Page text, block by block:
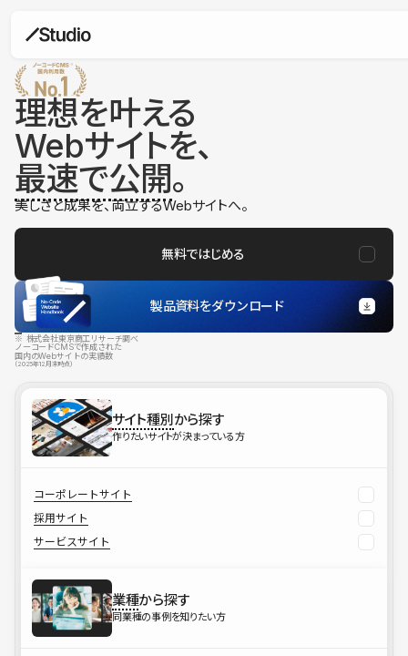
理想を叶える
Webサイトを、
最速で公開。
美しさと成果を、両立するWebサイトへ。
無料ではじめる
製品資料をダウンロード
※ 株式会社東京商工リサーチ調べ
ノーコードCMSで作成された
国内のWebサイトの実績数
（2025年12月末時点）
サイト種別から探す
作りたいサイトが決まっている方
コーポレートサイト
採用サイト
サービスサイト
業種から探す
同業種の事例を知りたい方